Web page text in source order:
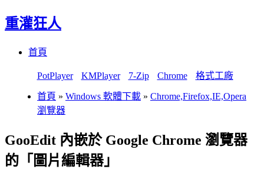
重灌狂人
首頁
PotPlayer KMPlayer 7-Zip Chrome 格式工廠
首頁 » Windows 軟體下載 » Chrome,Firefox,IE,Opera
瀏覽器
GooEdit 內嵌於 Google Chrome 瀏覽器
的「圖片編輯器」